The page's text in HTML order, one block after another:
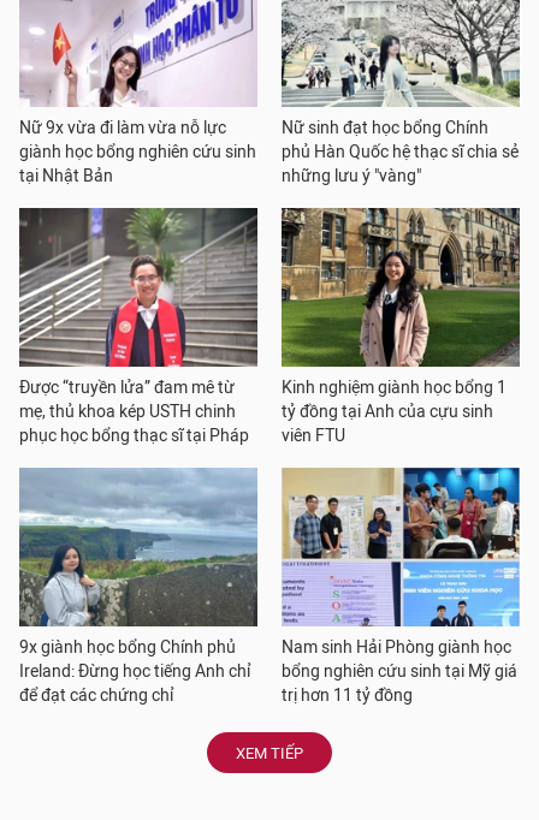
Nữ 9x vừa đi làm vừa nỗ lực
giành học bổng nghiên cứu sinh
tại Nhật Bản
Nữ sinh đạt học bổng Chính
phủ Hàn Quốc hệ thạc sĩ chia sẻ
những lưu ý "vàng"
Được “truyền lửa” đam mê từ
mẹ, thủ khoa kép USTH chinh
phục học bổng thạc sĩ tại Pháp
Kinh nghiệm giành học bổng 1
tỷ đồng tại Anh của cựu sinh
viên FTU
9x giành học bổng Chính phủ
Ireland: Đừng học tiếng Anh chỉ
để đạt các chứng chỉ
Nam sinh Hải Phòng giành học
bổng nghiên cứu sinh tại Mỹ giá
trị hơn 11 tỷ đồng
XEM TIẾP